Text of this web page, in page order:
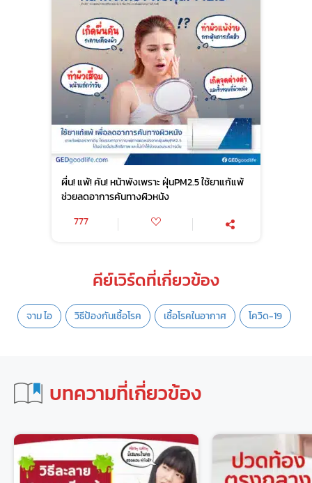
ผื่น! แพ้! คัน! หน้าพังเพราะ ฝุ่นPM2.5 ใช้ยาแก้แพ้
ช่วยลดอาการคันทางผิวหนัง
777
คีย์เวิร์ดที่เกี่ยวข้อง
จาม ไอ วิธีป้องกันเชื้อโรค เชื้อโรคในอากาศ โควิด-19
บทความที่เกี่ยวข้อง